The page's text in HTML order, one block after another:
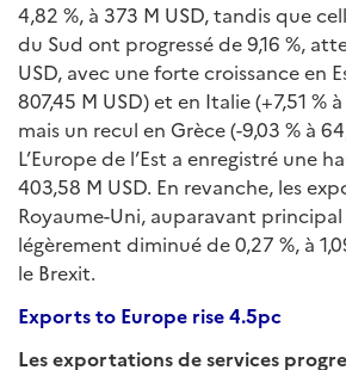
4,82 %, à 373 M USD, tandis que
du Sud ont progressé de 9,16 %,
USD, avec une forte croissance en
807,45 M USD) et en Italie (+7,51 %
mais un recul en Grèce (-9,03 % à
L’Europe de l’Est a enregistré une
403,58 M USD. En revanche, les
Royaume-Uni, auparavant
légèrement diminué de 0,27 %, à
le Brexit.
Exports to Europe rise 4.5pc
Les exportations de services